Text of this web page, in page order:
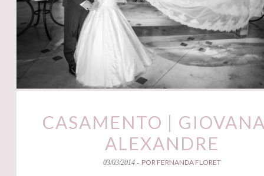
CASAMENTO |
ALEXANDRE
03/03/2014 - POR FERNANDA FLORET